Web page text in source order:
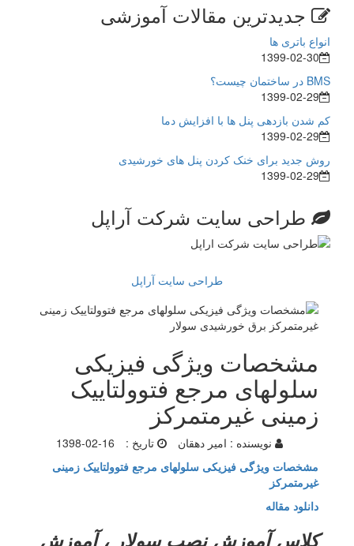
جدیدترین مقالات آموزشی
انواع باتری ها
1399-02-30
BMS در ساختمان چیست؟
1399-02-29
کم شدن بازدهی پنل ها با افزایش دما
1399-02-29
روش جدید برای خنک کردن پنل های خورشیدی
1399-02-29
طراحی سایت شرکت آراپل
طراحی سایت آراپل
مشخصات ویژگی فیزیکی
سلولهای مرجع فتوولتاییک
زمینی غیرمتمرکز
نویسنده : امیر دهقان تاریخ :
1398-02-16
مشخصات ویژگی فیزیکی سلولهای مرجع فتوولتاییک زمینی
غیرمتمرکز
دانلود مقاله
کلاس آموزش نصب سولار ، آموزش